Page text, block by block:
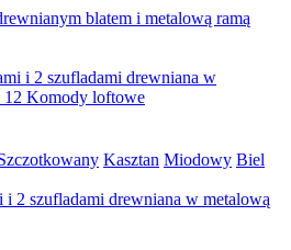
blatem i metalową ramą
Kasztan Miodowy Biel
i 2 szufladami drewniana w metalową